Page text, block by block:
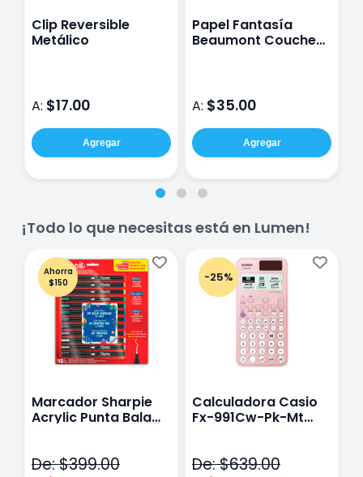
Clip Reversible
Metálico
A: $17.00
Agregar
Papel Fantasía
Beaumont Couche
A: $35.00
Agregar
¡Todo lo que necesitas está en Lumen!
Ahorra
$150
Marcador Sharpie
Acrylic Punta Bala
De: $399.00
-25%
Calculadora Casio
Fx-991Cw-Pk-Mt
De: $639.00